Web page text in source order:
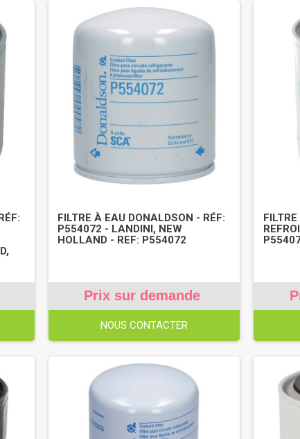
FILTRE À EAU DONALDSON - RÉF:
P554072 - LANDINI, NEW
HOLLAND - REF: P554072
Prix sur demande
NOUS CONTACTER